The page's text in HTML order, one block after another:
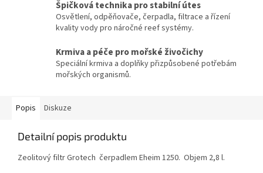
Špičková technika pro stabilní útes
Osvětlení, odpěňovače, čerpadla, filtrace a řízení
kvality vody pro náročné reef systémy.
Krmiva a péče pro mořské živočichy
Speciální krmiva a doplňky přizpůsobené potřebám
mořských organismů.
Popis Diskuze
Detailní popis produktu
Zeolitový filtr Grotech čerpadlem Eheim 1250. Objem 2,8 l.